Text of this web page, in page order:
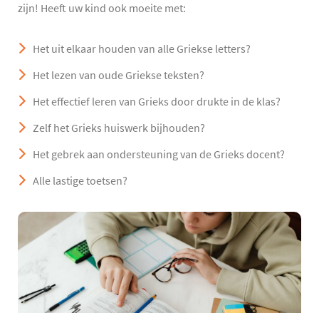
zijn! Heeft uw kind ook moeite met:
Het uit elkaar houden van alle Griekse letters?
Het lezen van oude Griekse teksten?
Het effectief leren van Grieks door drukte in de klas?
Zelf het Grieks huiswerk bijhouden?
Het gebrek aan ondersteuning van de Grieks docent?
Alle lastige toetsen?